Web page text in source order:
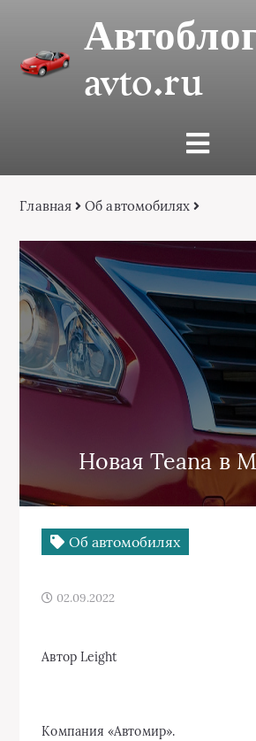
avto.ru
Главная Об автомобилях
Новая Teana в
Об автомобилях
02.09.2022
Автор Leight
Компания «Автомир».